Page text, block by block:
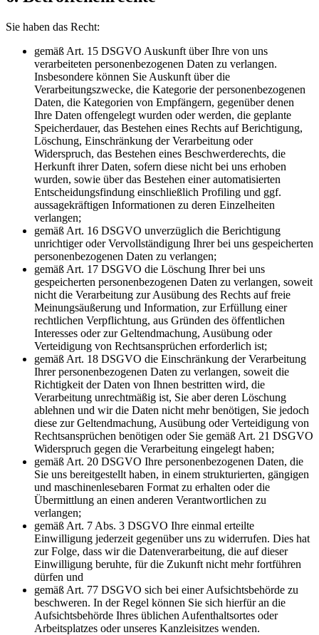
Sie haben das Recht:
gemäß Art. 15 DSGVO Auskunft über Ihre von uns
verarbeiteten personenbezogenen Daten zu verlangen.
Insbesondere können Sie Auskunft über die
Verarbeitungszwecke, die Kategorie der personenbezogenen
Daten, die Kategorien von Empfängern, gegenüber denen
Ihre Daten offengelegt wurden oder werden, die geplante
Speicherdauer, das Bestehen eines Rechts auf Berichtigung,
Löschung, Einschränkung der Verarbeitung oder
Widerspruch, das Bestehen eines Beschwerderechts, die
Herkunft ihrer Daten, sofern diese nicht bei uns erhoben
wurden, sowie über das Bestehen einer automatisierten
Entscheidungsfindung einschließlich Profiling und ggf.
aussagekräftigen Informationen zu deren Einzelheiten
verlangen;
gemäß Art. 16 DSGVO unverzüglich die Berichtigung
unrichtiger oder Vervollständigung Ihrer bei uns gespeicherten
personenbezogenen Daten zu verlangen;
gemäß Art. 17 DSGVO die Löschung Ihrer bei uns
gespeicherten personenbezogenen Daten zu verlangen, soweit
nicht die Verarbeitung zur Ausübung des Rechts auf freie
Meinungsäußerung und Information, zur Erfüllung einer
rechtlichen Verpflichtung, aus Gründen des öffentlichen
Interesses oder zur Geltendmachung, Ausübung oder
Verteidigung von Rechtsansprüchen erforderlich ist;
gemäß Art. 18 DSGVO die Einschränkung der Verarbeitung
Ihrer personenbezogenen Daten zu verlangen, soweit die
Richtigkeit der Daten von Ihnen bestritten wird, die
Verarbeitung unrechtmäßig ist, Sie aber deren Löschung
ablehnen und wir die Daten nicht mehr benötigen, Sie jedoch
diese zur Geltendmachung, Ausübung oder Verteidigung von
Rechtsansprüchen benötigen oder Sie gemäß Art. 21 DSGVO
Widerspruch gegen die Verarbeitung eingelegt haben;
gemäß Art. 20 DSGVO Ihre personenbezogenen Daten, die
Sie uns bereitgestellt haben, in einem strukturierten, gängigen
und maschinenlesebaren Format zu erhalten oder die
Übermittlung an einen anderen Verantwortlichen zu
verlangen;
gemäß Art. 7 Abs. 3 DSGVO Ihre einmal erteilte
Einwilligung jederzeit gegenüber uns zu widerrufen. Dies hat
zur Folge, dass wir die Datenverarbeitung, die auf dieser
Einwilligung beruhte, für die Zukunft nicht mehr fortführen
dürfen und
gemäß Art. 77 DSGVO sich bei einer Aufsichtsbehörde zu
beschweren. In der Regel können Sie sich hierfür an die
Aufsichtsbehörde Ihres üblichen Aufenthaltsortes oder
Arbeitsplatzes oder unseres Kanzleisitzes wenden.